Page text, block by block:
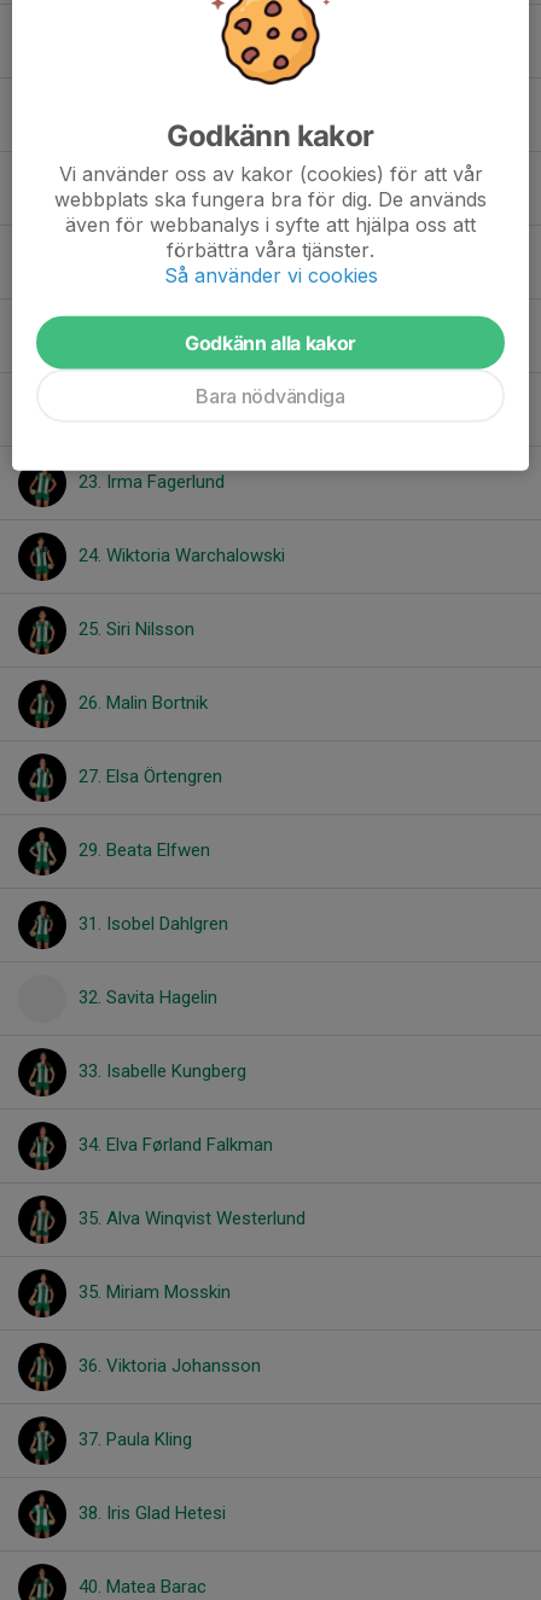
17. Elvira Strandfeldt
19. Kira Rosén
20. Vera de Verdier
21. Ida Fagerlund
22. Annie Nilsson
23. Irma Fagerlund
24. Wiktoria Warchalowski
25. Siri Nilsson
26. Malin Bortnik
27. Elsa Örtengren
29. Beata Elfwen
31. Isobel Dahlgren
32. Savita Hagelin
33. Isabelle Kungberg
34. Elva Førland Falkman
35. Alva Winqvist Westerlund
35. Miriam Mosskin
36. Viktoria Johansson
37. Paula Kling
38. Iris Glad Hetesi
40. Matea Barac
Godkänn kakor
Vi använder oss av kakor (cookies) för att vår
webbplats ska fungera bra för dig. De används
även för webbanalys i syfte att hjälpa oss att
förbättra våra tjänster.
Så använder vi cookies
Godkänn alla kakor
Bara nödvändiga